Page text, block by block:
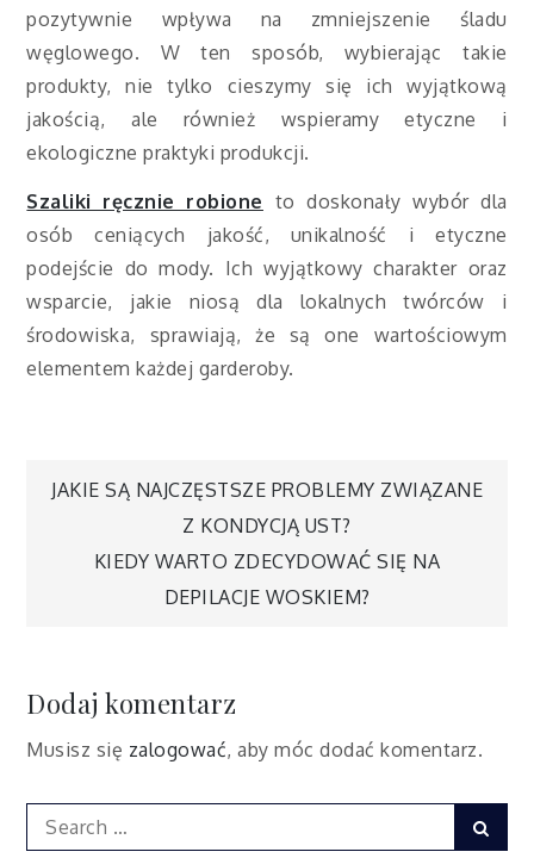
pozytywnie wpływa na zmniejszenie śladu
węglowego. W ten sposób, wybierając takie
produkty, nie tylko cieszymy się ich wyjątkową
jakością, ale również wspieramy etyczne i
ekologiczne praktyki produkcji.
Szaliki ręcznie robione to doskonały wybór dla
osób ceniących jakość, unikalność i etyczne
podejście do mody. Ich wyjątkowy charakter oraz
wsparcie, jakie niosą dla lokalnych twórców i
środowiska, sprawiają, że są one wartościowym
elementem każdej garderoby.
Nawigacja
wpisu
JAKIE SĄ NAJCZĘSTSZE PROBLEMY ZWIĄZANE
Z KONDYCJĄ UST?
KIEDY WARTO ZDECYDOWAĆ SIĘ NA
DEPILACJE WOSKIEM?
Dodaj komentarz
Musisz się zalogować, aby móc dodać komentarz.
Search
for: